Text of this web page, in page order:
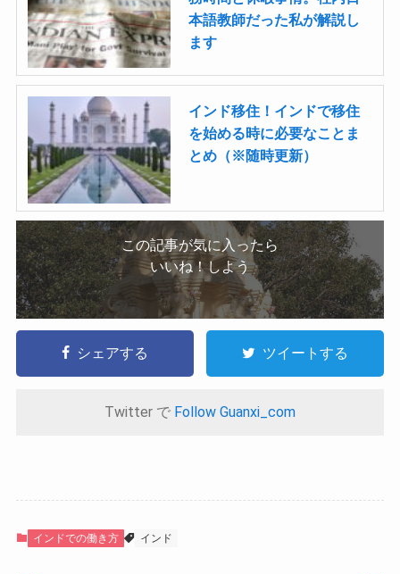
本語教師だった私が解説し
ます
インド移住！インドで移住
を始める時に必要なことま
とめ（※随時更新）
この記事が気に入ったら
いいね！しよう
シェアする ツイートする
Twitter で Follow Guanxi_com
インドでの働き方 インド